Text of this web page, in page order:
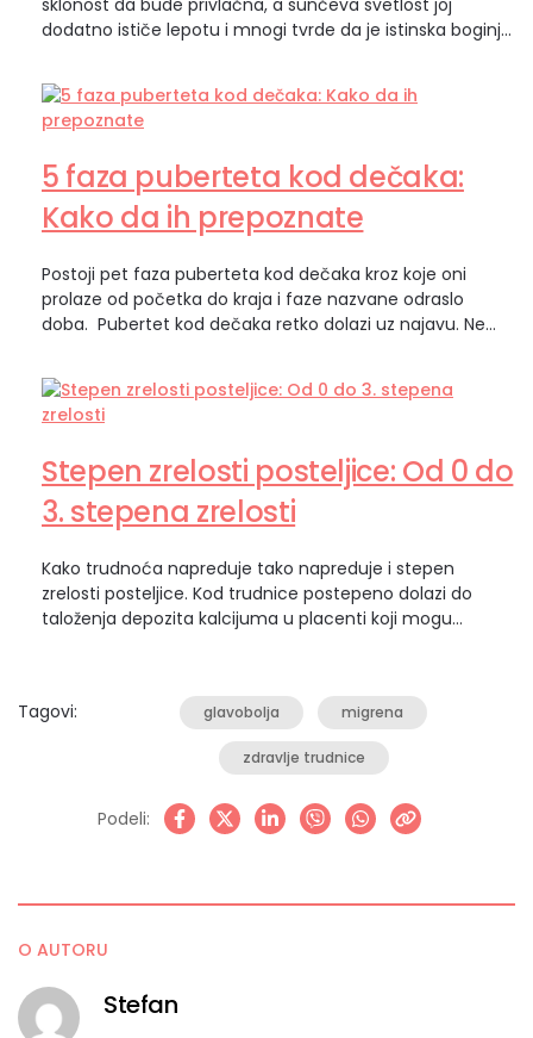
dodatno ističe lepotu i mnogi tvrde da je istinska boginja.
zemljani znak zodijaka i metaforički, ona je trava koja se
pojavljuje posle zime. Kakva je žena BIK?…
5 faza puberteta kod dečaka:
Kako da ih prepoznate
Postoji pet faza puberteta kod dečaka kroz koje oni
prolaze od početka do kraja i faze nazvane odraslo
doba. Pubertet kod dečaka retko dolazi uz najavu. Ne
počelo.“ Umesto toga, promene dolaze postepeno,
ponekad toliko suptilno da ih dete primeti pre roditelja.
Možda ćete prvo…
Stepen zrelosti posteljice: Od 0 do
3. stepena zrelosti
Kako trudnoća napreduje tako napreduje i stepen
zrelosti posteljice. Kod trudnice postepeno dolazi do
taloženja depozita kalcijuma u placenti koji mogu
u nastavku teksta. Stepen zrelosti posteljice Tokom
ultrazvučnog pregleda, pregleda se i posteljica i
Tagovi: glavobolja migrena
zdravlje trudnice
Podeli:
O AUTORU
Stefan